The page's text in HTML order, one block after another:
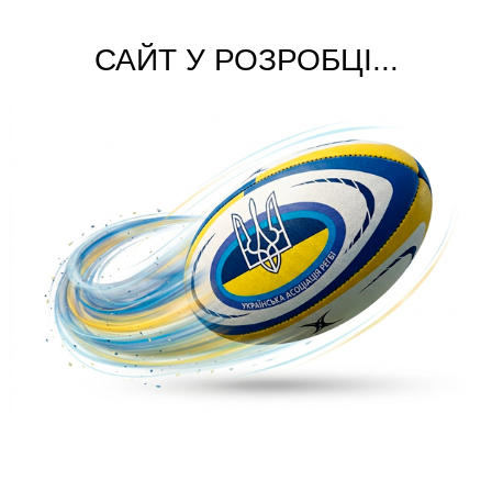
САЙТ У РОЗРОБЦІ...